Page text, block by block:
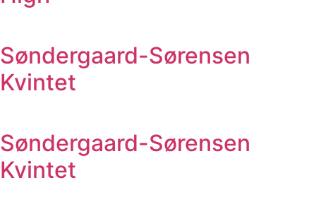
Søndergaard-Sørensen
Kvintet
Søndergaard-Sørensen
Kvintet